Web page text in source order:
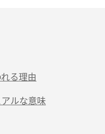
る理由
ルな意味